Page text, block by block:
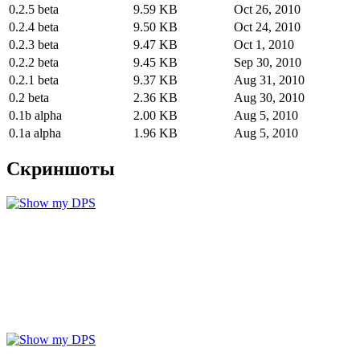
0.2.5 beta 9.59 KB
Oct 26, 2010
0.2.4 beta
9.50 KB
Oct 24, 2010
0.2.3 beta
9.47 KB
Oct 1, 2010
0.2.2 beta
9.45 KB
Sep 30, 2010
0.2.1 beta
9.37 KB
Aug 31, 2010
0.2 beta
2.36 KB
Aug 30, 2010
0.1b alpha
2.00 KB
Aug 5, 2010
0.1a alpha
1.96 KB Aug 5, 2010
Скриншоты